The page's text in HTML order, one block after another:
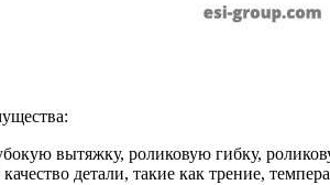
вытяжку, роликовую гибку,
детали, такие как трение,